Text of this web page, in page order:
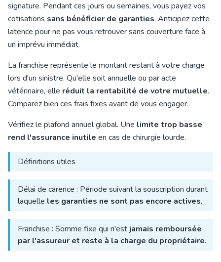
signature. Pendant ces jours ou semaines, vous payez vos
cotisations sans bénéficier de garanties. Anticipez cette
latence pour ne pas vous retrouver sans couverture face à
un imprévu immédiat.
La franchise représente le montant restant à votre charge
lors d'un sinistre. Qu'elle soit annuelle ou par acte
vétérinaire, elle réduit la rentabilité de votre mutuelle.
Comparez bien ces frais fixes avant de vous engager.
Vérifiez le plafond annuel global. Une limite trop basse
rend l'assurance inutile en cas de chirurgie lourde.
Définitions utiles
Délai de carence : Période suivant la souscription durant
laquelle les garanties ne sont pas encore actives.
Franchise : Somme fixe qui n'est jamais remboursée
par l'assureur et reste à la charge du propriétaire.